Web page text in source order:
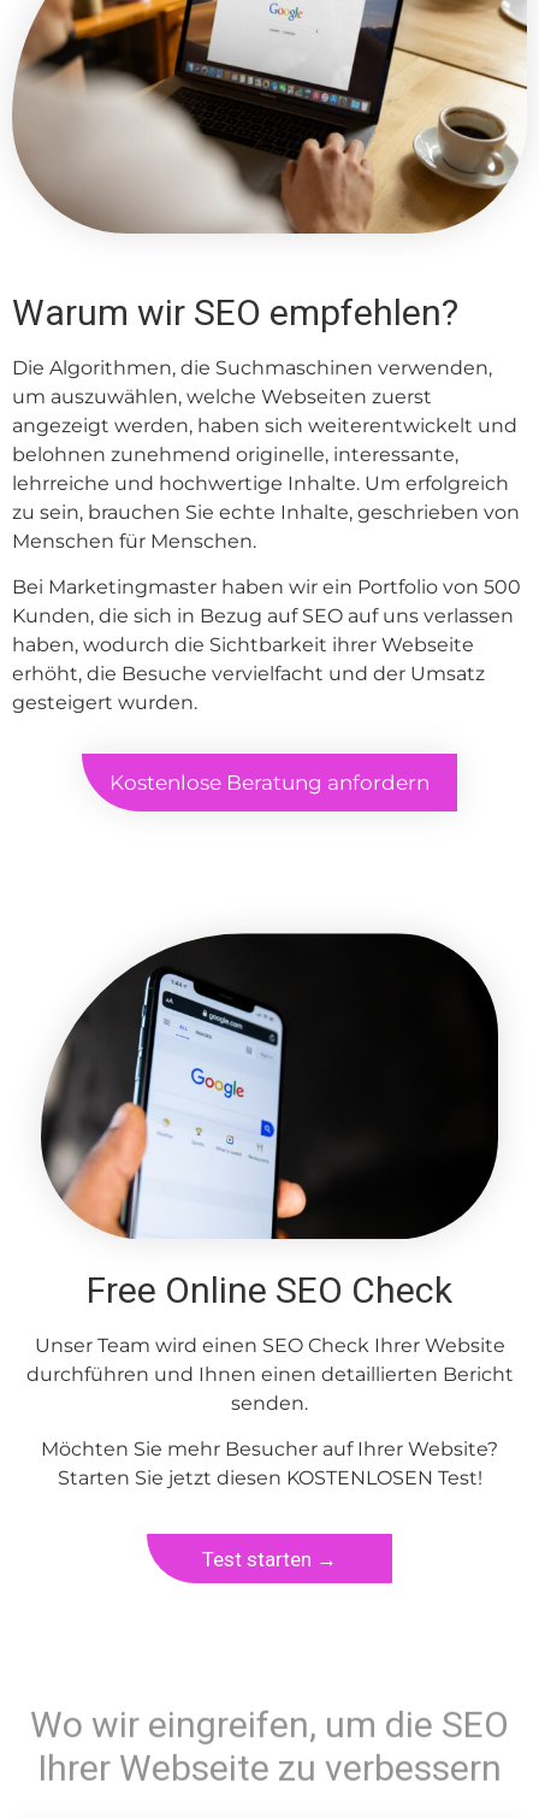
Warum wir SEO empfehlen?
Die Algorithmen, die Suchmaschinen verwenden,
um auszuwählen, welche Webseiten zuerst
angezeigt werden, haben sich weiterentwickelt und
belohnen zunehmend originelle, interessante,
lehrreiche und hochwertige Inhalte. Um erfolgreich
zu sein, brauchen Sie echte Inhalte, geschrieben von
Menschen für Menschen.
Bei Marketingmaster haben wir ein Portfolio von 500
Kunden, die sich in Bezug auf SEO auf uns verlassen
haben, wodurch die Sichtbarkeit ihrer Webseite
erhöht, die Besuche vervielfacht und der Umsatz
gesteigert wurden.
Kostenlose Beratung anfordern
Free Online SEO Check
Unser Team wird einen SEO Check Ihrer Website
durchführen und Ihnen einen detaillierten Bericht
senden.
Möchten Sie mehr Besucher auf Ihrer Website?
Starten Sie jetzt diesen KOSTENLOSEN Test!
Test starten →
Wo wir eingreifen, um die SEO
Ihrer Webseite zu verbessern